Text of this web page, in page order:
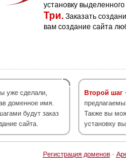
установку
Три. Заказать
вам создание сайта
уже сделали,
доменное имя.
будут заказ
сайта.
Второй шаг
Также вы
установку
Регистрация доменов·